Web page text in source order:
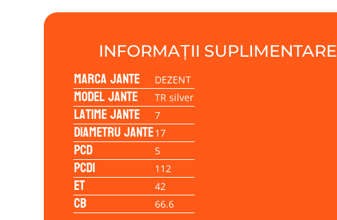
7.00x17
5/112/42/66,6
INFORMAȚII SUPLIMENTARE
Marca jante DEZENT
Model jante TR silver
Latime jante 7
Diametru jante17
PCD 5
PCD1 112
ET 42
CB 66.6